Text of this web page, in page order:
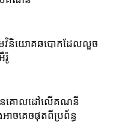
និយោគឆបោកដែលលួច
រ៉ូ
នគោលដៅលើគណនី
ចគេចផុតពីប្រព័ន្ធ